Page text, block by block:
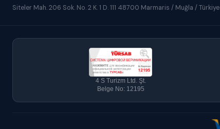
Siteler Mah. 206 Sok. No. 2 K. 1 D. 111 48700 Marmaris / Muğla / Türkiye
4 S Turizm Ltd. Şt.
Belge No: 12195